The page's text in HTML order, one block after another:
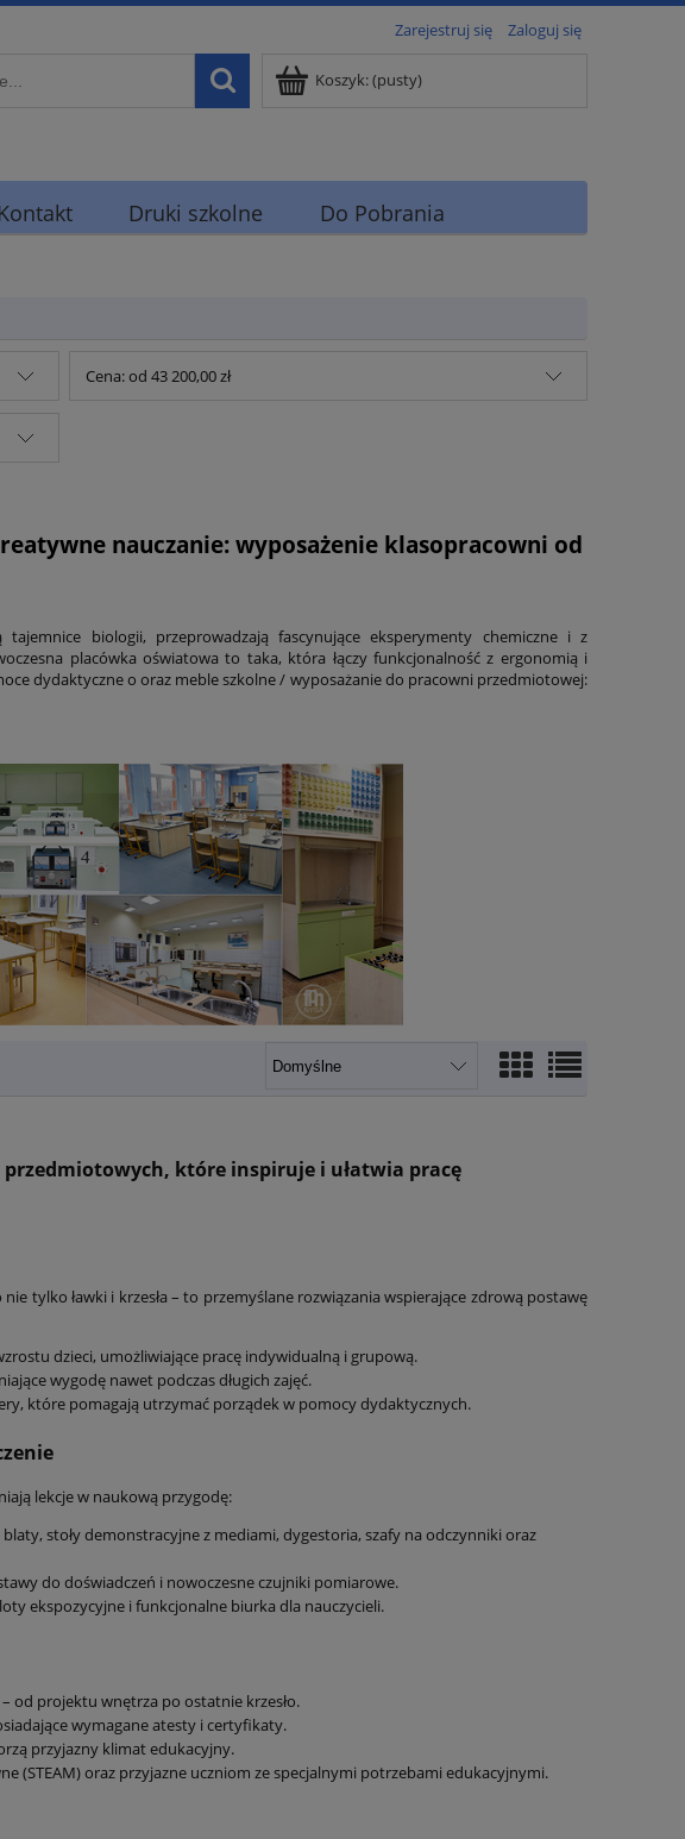
Zarejestruj się Zaloguj się
Koszyk:(pusty)
Druki szkolne Do Pobrania
Cena: od 43 200,00 zł
nauczanie: wyposażenie klasopracowni od
biologii, przeprowadzają fascynujące eksperymenty chemiczne i z
placówka oświatowa to taka, która łączy funkcjonalność z ergonomią i
dydaktyczne o oraz meble szkolne / wyposażanie do pracowni przedmiotowej:
które inspiruje i ułatwia pracę
tylko ławki i krzesła – to przemyślane rozwiązania wspierające zdrową postawę
dzieci, umożliwiające pracę indywidualną i grupową.
wygodę nawet podczas długich zajęć.
które pomagają utrzymać porządek w pomocy dydaktycznych.
lekcje w naukową przygodę:
stoły demonstracyjne z mediami, dygestoria, szafy na odczynniki oraz
do doświadczeń i nowoczesne czujniki pomiarowe.
ekspozycyjne i funkcjonalne biurka dla nauczycieli.
od projektu wnętrza po ostatnie krzesło.
wymagane atesty i certyfikaty.
przyjazny klimat edukacyjny.
(STEAM) oraz przyjazne uczniom ze specjalnymi potrzebami edukacyjnymi.